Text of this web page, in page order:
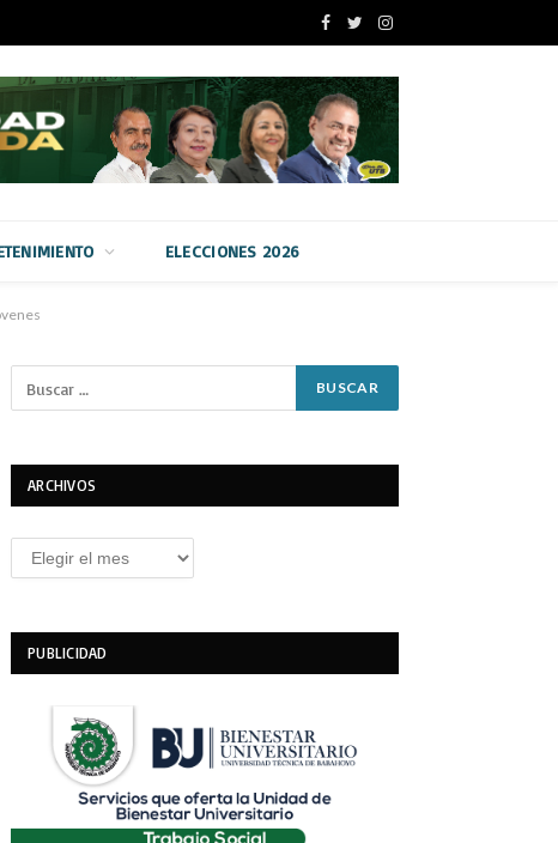
Facebook
TwitterInstagram
ELECCIONES 2026
ARCHIVOS
Archivos
PUBLICIDAD